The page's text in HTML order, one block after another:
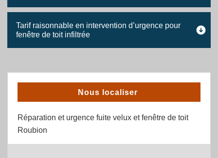
Tarif raisonnable en intervention d’urgence pour
fenêtre de toit infiltrée
Nous localiser
Réparation et urgence fuite velux et fenêtre de toit
Roubion